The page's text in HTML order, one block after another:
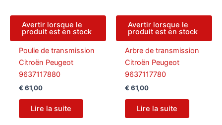
Avertir lorsque le
produit est en stock
Poulie de transmission
Citroën Peugeot
9637117880
€ 61,00
Lire la suite
Avertir lorsque le
produit est en stock
Arbre de transmission
Citroën Peugeot
9637117780
€ 61,00
Lire la suite